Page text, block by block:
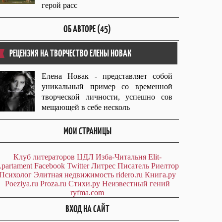
герой расс
ОБ АВТОРЕ (45)
РЕЦЕНЗИЯ НА ТВОРЧЕСТВО ЕЛЕНЫ НОВАК
Елена Новак - представляет собой
уникальный пример со временной
творческой личности, успешно сов
мещающей в себе несколь
МОИ СТРАНИЦЫ
Клуб литераторов ЦДЛ Изба-Читальня Elit-
Facebook Twitter Литрес Писатель Риелтор
Элитная недвижимость ridero.ru Книга.ру
Poeziya.ru Proza.ru Стихи.ру Неизвестный гений
ryfma.com
ВХОД НА САЙТ